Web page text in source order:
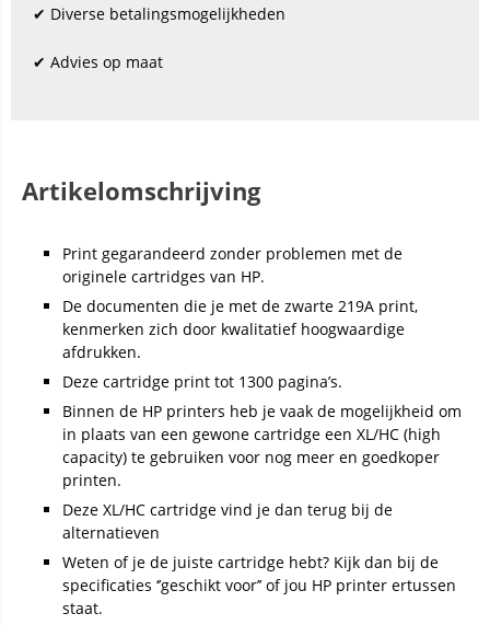
✔ Diverse betalingsmogelijkheden
✔ Advies op maat
Artikelomschrijving
Print gegarandeerd zonder problemen met de
originele cartridges van HP.
De documenten die je met de zwarte 219A print,
kenmerken zich door kwalitatief hoogwaardige
afdrukken.
Deze cartridge print tot 1300 pagina’s.
Binnen de HP printers heb je vaak de mogelijkheid om
in plaats van een gewone cartridge een XL/HC (high
capacity) te gebruiken voor nog meer en goedkoper
printen.
Deze XL/HC cartridge vind je dan terug bij de
alternatieven
Weten of je de juiste cartridge hebt? Kijk dan bij de
specificaties ‘’geschikt voor’’ of jou HP printer ertussen
staat.